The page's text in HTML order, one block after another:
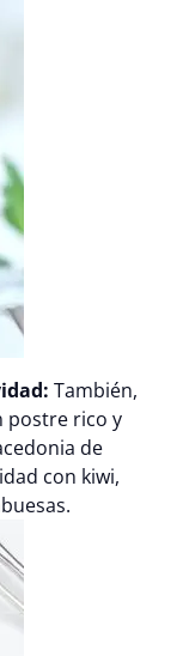
También,
postre rico y
de
con kiwi,